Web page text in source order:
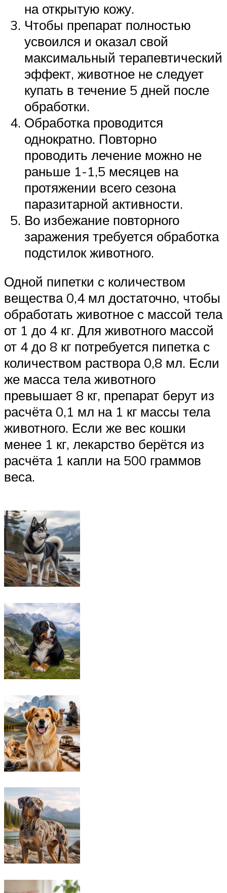
на открытую кожу.
Чтобы препарат полностью
усвоился и оказал свой
максимальный терапевтический
эффект, животное не следует
купать в течение 5 дней после
обработки.
Обработка проводится
однократно. Повторно
проводить лечение можно не
раньше 1-1,5 месяцев на
протяжении всего сезона
паразитарной активности.
Во избежание повторного
заражения требуется обработка
подстилок животного.
Одной пипетки с количеством
вещества 0,4 мл достаточно, чтобы
обработать животное с массой тела
от 1 до 4 кг. Для животного массой
от 4 до 8 кг потребуется пипетка с
количеством раствора 0,8 мл. Если
же масса тела животного
превышает 8 кг, препарат берут из
расчёта 0,1 мл на 1 кг массы тела
животного. Если же вес кошки
менее 1 кг, лекарство берётся из
расчёта 1 капли на 500 граммов
веса.